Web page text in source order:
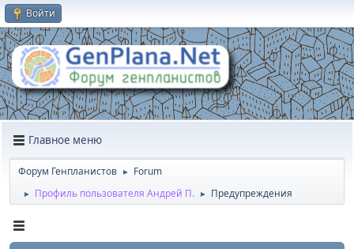
Войти
Главное меню
Форум Генпланистов ► Forum
► Профиль пользователя Андрей П. ► Предупреждения